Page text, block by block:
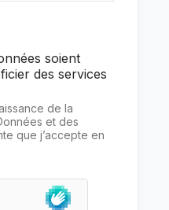
soient
des services
de la
et des
que j’accepte en